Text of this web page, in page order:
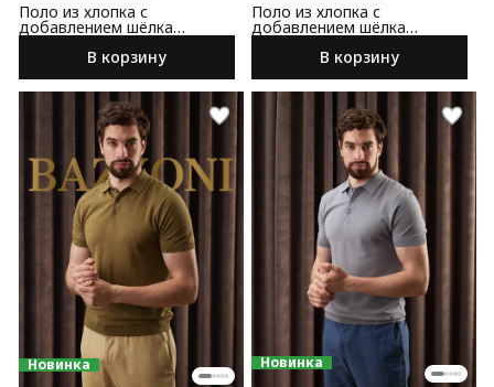
Поло из хлопка с
добавлением шёлка
светло-синего цвета
В корзину
Поло из хлопка с
добавлением шёлка
В корзину
Новинка Новинка